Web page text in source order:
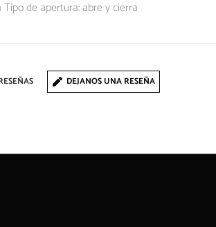
de apertura: abre y cierra
DEJANOS UNA RESEÑA